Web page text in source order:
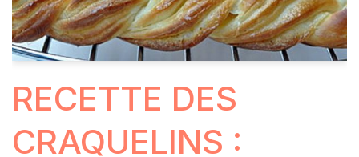
RECETTE DES
CRAQUELINS :